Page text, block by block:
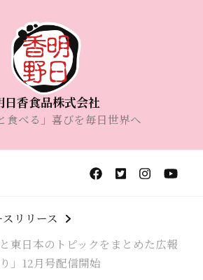
日香食品株式会社
食べる」喜びを毎日世界へ
リリース
東日本のトピックをまとめた広報
」12月号配信開始